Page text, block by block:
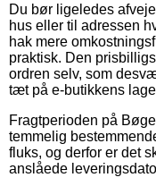
Du bør ligeledes
hus eller til adressen
hak mere
praktisk. Den
ordren selv, som
tæt på e-butikkens
Fragtperioden på
temmelig
fluks, og derfor er det
anslåede